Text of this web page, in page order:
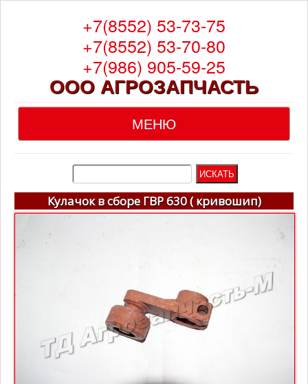
+7(8552) 53-73-75
+7(8552) 53-70-80
+7(986) 905-59-25
ООО АГРОЗАПЧАСТЬ
МЕНЮ
Главная
О компании
Гарантия
Доставка
Контакты
Кулачок в сборе ГВР 630 ( кривошип)